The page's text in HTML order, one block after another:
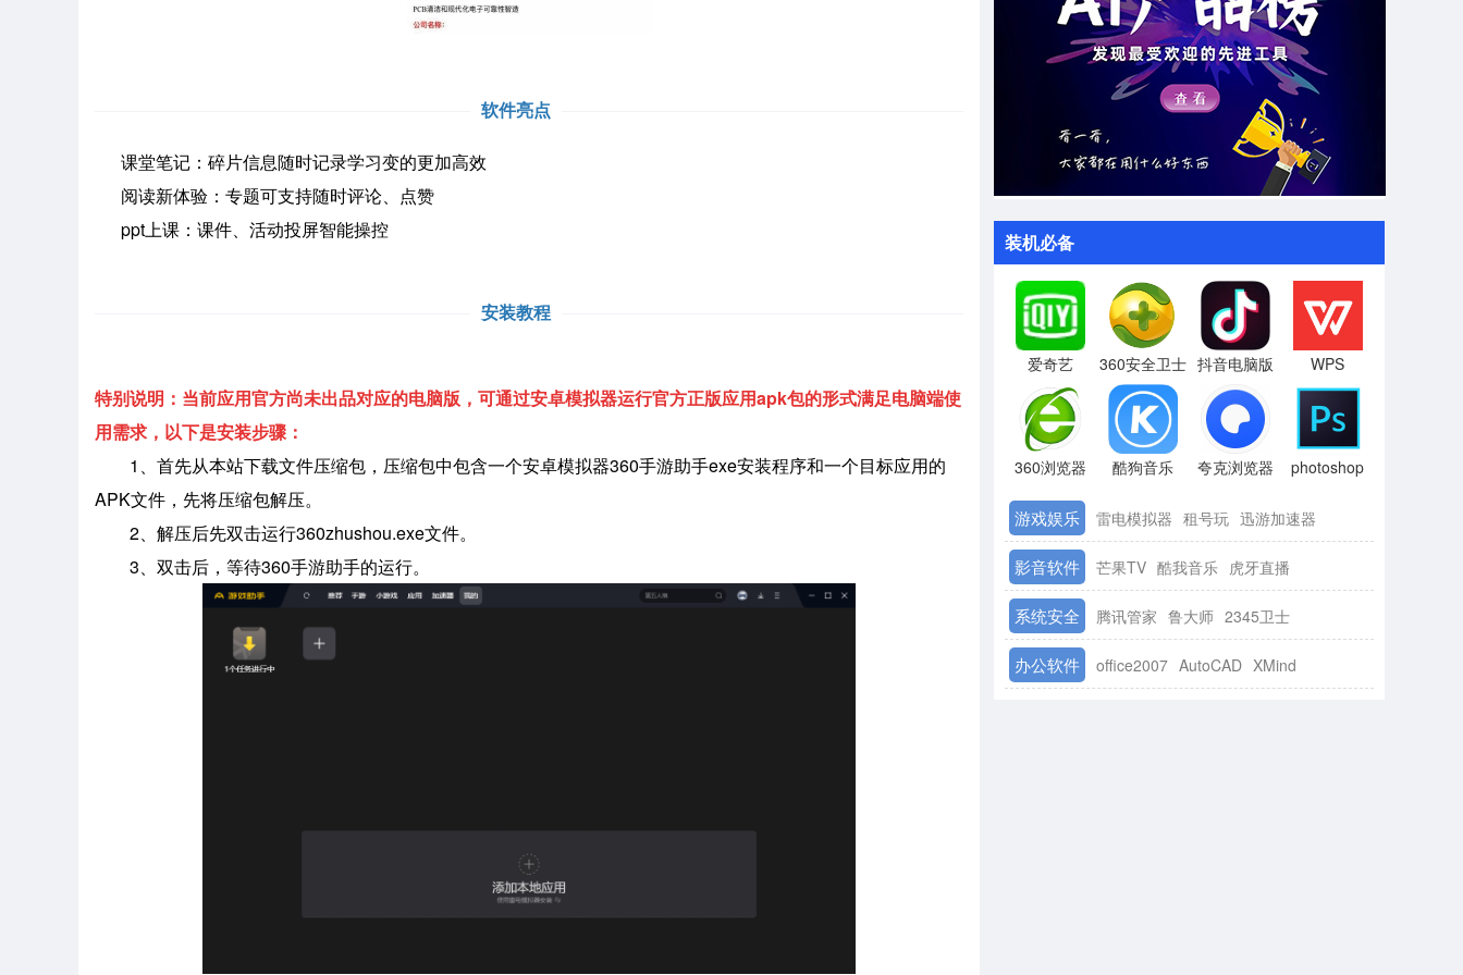
软件亮点
课堂笔记：碎片信息随时记录学习变的更加高效
阅读新体验：专题可支持随时评论、点赞
ppt上课：课件、活动投屏智能操控
安装教程
特别说明：当前应用官方尚未出品对应的电脑版，可通过安卓模拟器运行官方正版应用apk包的形式满足电脑端使
用需求，以下是安装步骤：
1、首先从本站下载文件压缩包，压缩包中包含一个安卓模拟器360手游助手exe安装程序和一个目标应用的
APK文件，先将压缩包解压。
2、解压后先双击运行360zhushou.exe文件。
3、双击后，等待360手游助手的运行。
装机必备
爱奇艺 360安全卫士 抖音电脑版 WPS
360浏览器 酷狗音乐 夸克浏览器 photoshop
游戏娱乐 雷电模拟器 租号玩 迅游加速器
影音软件 芒果TV 酷我音乐 虎牙直播
系统安全 腾讯管家 鲁大师 2345卫士
办公软件 office2007 AutoCAD XMind